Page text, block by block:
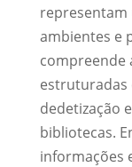
representam
ambientes e
compreende
estruturadas
dedetização
bibliotecas.
informações